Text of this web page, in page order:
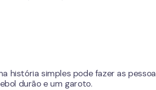
história simples pode fazer as
durão e um garoto.